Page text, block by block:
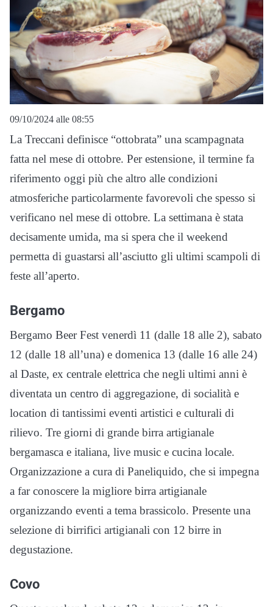
09/10/2024 alle 08:55
La Treccani definisce “ottobrata” una scampagnata
fatta nel mese di ottobre. Per estensione, il termine fa
riferimento oggi più che altro alle condizioni
atmosferiche particolarmente favorevoli che spesso si
verificano nel mese di ottobre. La settimana è stata
decisamente umida, ma si spera che il weekend
permetta di guastarsi all’asciutto gli ultimi scampoli di
feste all’aperto.
Bergamo
Bergamo Beer Fest venerdì 11 (dalle 18 alle 2), sabato
12 (dalle 18 all’una) e domenica 13 (dalle 16 alle 24)
al Daste, ex centrale elettrica che negli ultimi anni è
diventata un centro di aggregazione, di socialità e
location di tantissimi eventi artistici e culturali di
rilievo. Tre giorni di grande birra artigianale
bergamasca e italiana, live music e cucina locale.
Organizzazione a cura di Paneliquido, che si impegna
a far conoscere la migliore birra artigianale
organizzando eventi a tema brassicolo. Presente una
selezione di birrifici artigianali con 12 birre in
degustazione.
Covo